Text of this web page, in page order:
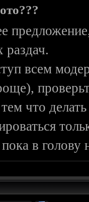
раздач.
всем
что
в голову